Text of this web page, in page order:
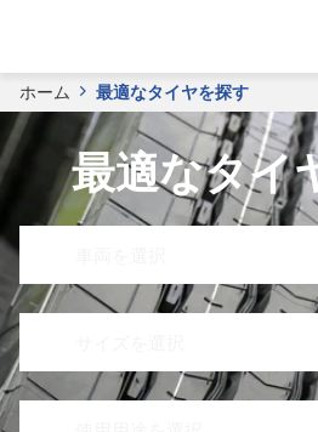
ホーム 最適なタイヤを探す
最適なタイ